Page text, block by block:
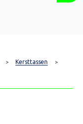
> Kersttassen >